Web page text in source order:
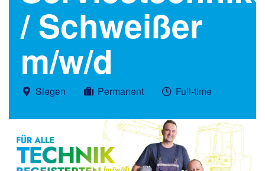
/ Schweißer
m/w/d
Siegen Permanent Full-time